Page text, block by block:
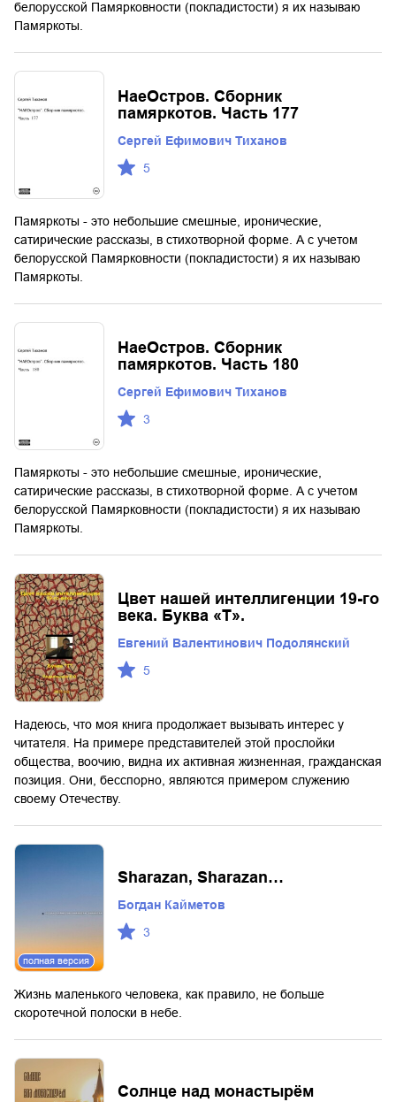
белорусской Памярковности (покладистости) я их называю
Памяркоты.
НаеОстров. Сборник
памяркотов. Часть 177
Сергей Ефимович Тиханов
5
Памяркоты - это небольшие смешные, иронические,
сатирические рассказы, в стихотворной форме. А с учетом
белорусской Памярковности (покладистости) я их называю
Памяркоты.
НаеОстров. Сборник
памяркотов. Часть 180
Сергей Ефимович Тиханов
3
Памяркоты - это небольшие смешные, иронические,
сатирические рассказы, в стихотворной форме. А с учетом
белорусской Памярковности (покладистости) я их называю
Памяркоты.
Цвет нашей интеллигенции 19-го
века. Буква «Т».
Евгений Валентинович Подолянский
5
Надеюсь, что моя книга продолжает вызывать интерес у
читателя. На примере представителей этой прослойки
общества, воочию, видна их активная жизненная, гражданская
позиция. Они, бесспорно, являются примером служению
своему Отечеству.
полная версия
Sharazan, Sharazan…
Богдан Кайметов
3
Жизнь маленького человека, как правило, не больше
скоротечной полоски в небе.
Солнце над монастырём